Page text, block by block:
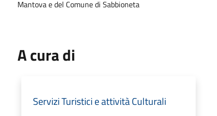
Mantova e del Comune di Sabbioneta
A cura di
Servizi Turistici e attività Culturali